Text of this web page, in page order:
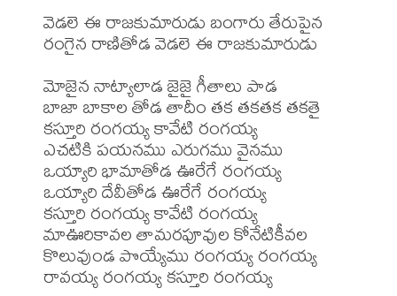
వెడలె ఈ రాజకుమారుడు బంగారు తేరుపైన
రంగైన రాణితోడ వెడలె ఈ రాజకుమారుడు
మోజైన నాట్యాలాడ జైజై గీతాలు పాడ
బాజా బాకాల తోడ తాదీం తక తకతక తకతై
కస్తూరి రంగయ్య కావేటి రంగయ్య
ఎచటికి పయనము ఎరుగము వైనము
ఒయ్యారి భామాతోడ ఊరేగే రంగయ్య
ఒయ్యారి దేవీతోడ ఊరేగే రంగయ్య
కస్తూరి రంగయ్య కావేటి రంగయ్య
మాఊరికావల తామరపూవుల కోనేటికీవల
కొలువుండ పొయ్యేము రంగయ్య రంగయ్య
రావయ్య రంగయ్య కస్తూరి రంగయ్య